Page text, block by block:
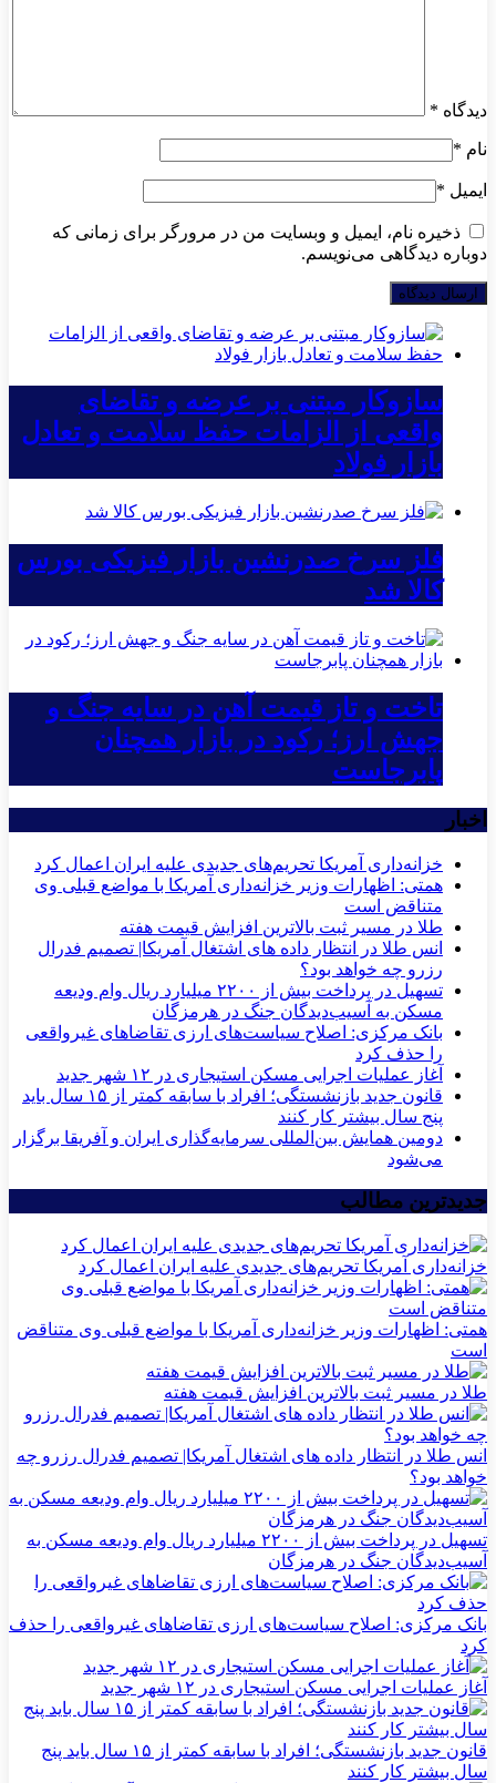
دیدگاه *
نام *
ایمیل *
ذخیره نام، ایمیل و وبسایت من در مرورگر برای زمانی که
دوباره دیدگاهی می‌نویسم.
سازوکار مبتنی بر عرضه و تقاضای
واقعی از الزامات حفظ سلامت و تعادل
بازار فولاد
فلز سرخ صدرنشین بازار فیزیکی بورس
کالا شد
تاخت و تاز قیمت آهن در سایه جنگ و
جهش ارز؛ رکود در بازار همچنان
پابرجاست
اخبار
خزانه‌داری آمریکا تحریم‌های جدیدی علیه ایران اعمال کرد
همتی: اظهارات وزیر خزانه‌داری آمریکا با مواضع قبلی وی
متناقض است
طلا در مسیر ثبت بالاترین افزایش قیمت هفته
انس طلا در انتظار داده های اشتغال آمریکا| تصمیم فدرال
رزرو چه خواهد بود؟
تسهیل در پرداخت بیش از ۲۲۰۰ میلیارد ریال وام ودیعه
مسکن به آسیب‌دیدگان جنگ در هرمزگان
بانک مرکزی: اصلاح سیاست‌های ارزی تقاضاهای غیرواقعی
را حذف کرد
آغاز عملیات اجرایی مسکن استیجاری در ۱۲ شهر جدید
قانون جدید بازنشستگی؛ افراد با سابقه کمتر از ۱۵ سال باید
پنج سال بیشتر کار کنند
دومین همایش بین‌المللی سرمایه‌گذاری ایران و آفریقا برگزار
می‌شود
جدیدترین مطالب
خزانه‌داری آمریکا تحریم‌های جدیدی علیه ایران اعمال کرد
همتی: اظهارات وزیر خزانه‌داری آمریکا با مواضع قبلی وی متناقض
است
طلا در مسیر ثبت بالاترین افزایش قیمت هفته
انس طلا در انتظار داده های اشتغال آمریکا| تصمیم فدرال رزرو چه
خواهد بود؟
تسهیل در پرداخت بیش از ۲۲۰۰ میلیارد ریال وام ودیعه مسکن به
آسیب‌دیدگان جنگ در هرمزگان
بانک مرکزی: اصلاح سیاست‌های ارزی تقاضاهای غیرواقعی را حذف
کرد
آغاز عملیات اجرایی مسکن استیجاری در ۱۲ شهر جدید
قانون جدید بازنشستگی؛ افراد با سابقه کمتر از ۱۵ سال باید پنج
سال بیشتر کار کنند